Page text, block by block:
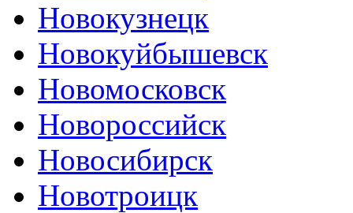
Новокузнецк
Новокуйбышевск
Новомосковск
Новороссийск
Новосибирск
Новотроицк